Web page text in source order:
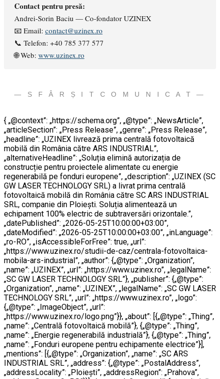
Contact pentru presă:
Andrei-Sorin Baciu — Co-fondator UZINEX
📧 Email: contact@uzinex.ro
📞 Telefon: +40 785 377 577
🌐 Web: www.uzinex.ro
— S F Â R Ș I T C O M U N I C A T —
{ „@context”: „https://schema.org”, „@type”: „NewsArticle”,
„articleSection”: „Press Release”, „genre”: „Press Release”,
„headline”: „UZINEX livrează prima centrală fotovoltaică
mobilă din România către ARS INDUSTRIAL”,
„alternativeHeadline”: „Soluția elimină autorizația de
construcție pentru proiectele alimentate cu energie
regenerabilă pe fonduri europene”, „description”: „UZINEX (SC
GW LASER TECHNOLOGY SRL) a livrat prima centrală
fotovoltaică mobilă din România către SC ARS INDUSTRIAL
SRL, companie din Ploiești. Soluția alimentează un
echipament 100% electric de subtraversări orizontale.”,
„datePublished”: „2026-05-25T10:00:00+03:00”,
„dateModified”: „2026-05-25T10:00:00+03:00”, „inLanguage”:
„ro-RO”, „isAccessibleForFree”: true, „url”:
„https://www.uzinex.ro/studii-de-caz/centrala-fotovoltaica-
mobila-ars-industrial”, „author”: {„@type”: „Organization”,
„name”: „UZINEX”, „url”: „https://www.uzinex.ro”, „legalName”:
„SC GW LASER TECHNOLOGY SRL”}, „publisher”: {„@type”:
„Organization”, „name”: „UZINEX”, „legalName”: „SC GW LASER
TECHNOLOGY SRL”, „url”: „https://www.uzinex.ro”, „logo”:
{„@type”: „ImageObject”, „url”:
„https://www.uzinex.ro/logo.png”}}, „about”: [{„@type”: „Thing”,
„name”: „Centrală fotovoltaică mobilă”}, {„@type”: „Thing”,
„name”: „Energie regenerabilă industrială”}, {„@type”: „Thing”,
„name”: „Fonduri europene pentru echipamente electrice”}],
„mentions”: [{„@type”: „Organization”, „name”: „SC ARS
INDUSTRIAL SRL”, „address”: {„@type”: „PostalAddress”,
„addressLocality”: „Ploiești”, „addressRegion”: „Prahova”,